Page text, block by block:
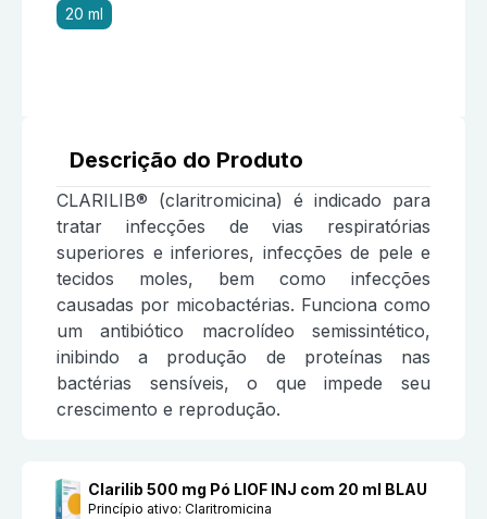
20 ml
Descrição do Produto
CLARILIB® (claritromicina) é indicado para
tratar infecções de vias respiratórias
superiores e inferiores, infecções de pele e
tecidos moles, bem como infecções
causadas por micobactérias. Funciona como
um antibiótico macrolídeo semissintético,
inibindo a produção de proteínas nas
bactérias sensíveis, o que impede seu
crescimento e reprodução.
Clarilib 500 mg Pó LIOF INJ com 20 ml BLAU
Princípio ativo: Claritromicina